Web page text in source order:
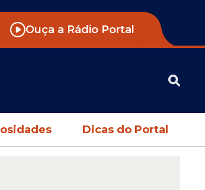
Ouça a Rádio Portal
Dicas do Portal